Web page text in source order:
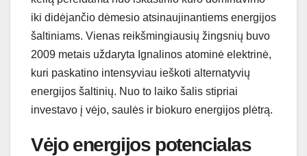
iki didėjančio dėmesio atsinaujinantiems energijos
šaltiniams. Vienas reikšmingiausių žingsnių buvo
2009 metais uždaryta Ignalinos atominė elektrinė,
kuri paskatino intensyviau ieškoti alternatyvių
energijos šaltinių. Nuo to laiko šalis stipriai
investavo į vėjo, saulės ir biokuro energijos plėtrą.
Vėjo energijos potencialas